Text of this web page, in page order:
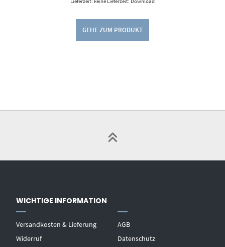
GEHE ZUM PRODUKT
WICHTIGE INFORMATION
Versandkosten & Lieferung
Widerruf
AGB
Datenschutz